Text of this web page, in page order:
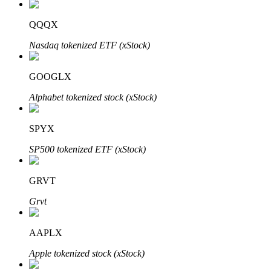
Investasi Otomatis
Raih keuntungan jangka panjang dan kepentingan fleksibel
Pelajari Staking
Pelajari tentang mendapatkan penghasilan pasif
QQQX
Nasdaq tokenized ETF (xStock)
GOOGLX
Alphabet tokenized stock (xStock)
SPYX
SP500 tokenized ETF (xStock)
GRVT
Grvt
AAPLX
Apple tokenized stock (xStock)